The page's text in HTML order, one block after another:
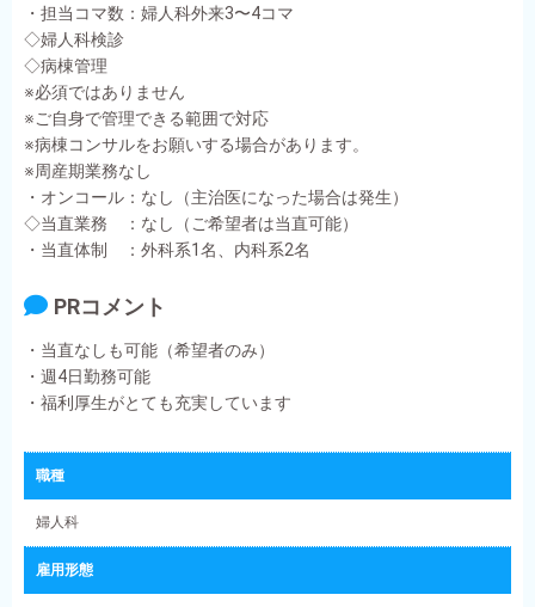
・担当コマ数：婦人科外来3〜4コマ
◇婦人科検診
◇病棟管理
※必須ではありません
※ご自身で管理できる範囲で対応
※病棟コンサルをお願いする場合があります。
※周産期業務なし
・オンコール：なし（主治医になった場合は発生）
◇当直業務 ：なし（ご希望者は当直可能）
・当直体制 ：外科系1名、内科系2名
PRコメント
・当直なしも可能（希望者のみ）
・週4日勤務可能
・福利厚生がとても充実しています
職種
婦人科
雇用形態